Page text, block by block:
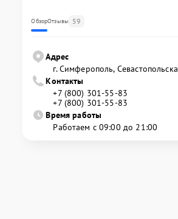
ОбзорОтзывы 59
Адрес
г. Симферополь,
Контакты
+7 (800) 301-55-83
+7 (800) 301-55-83
Время работы
Работаем с 09:00 до 21:00